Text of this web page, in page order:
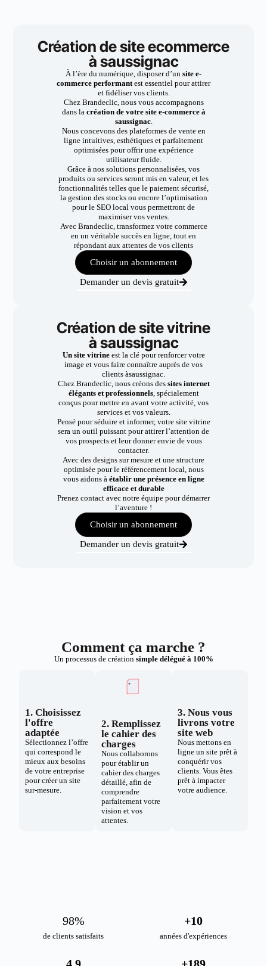
Création de site ecommerce
à saussignac
À l’ère du numérique, disposer d’un site e-
commerce performantest essentiel pour attirer
et fidéliser vos clients.
Chez Brandeclic, nous vous accompagnons
dans la création de votre site e-commerce à
saussignac.
Nous concevons des plateformes de vente en
ligne intuitives, esthétiques et parfaitement
optimisées pour offrir une expérience
utilisateur fluide.
Grâce à nos solutions personnalisées, vos
produits ou services seront mis en valeur, et les
fonctionnalités telles que le paiement sécurisé,
la gestion des stocks ou encore l’optimisation
pour le SEO local vous permettront de
maximiser vos ventes.
Avec Brandeclic, transformez votre commerce
en un véritable succès en ligne, tout en
répondant aux attentes de vos clients
Choisir un abonnement
Demander un devis gratuit
Création de site vitrine
à saussignac
Un site vitrineest la clé pour renforcer votre
image et vous faire connaître auprès de vos
clients àsaussignac.
Chez Brandeclic, nous créons dessites internet
élégants et professionnels, spécialement
conçus pour mettre en avant votre activité, vos
services et vos valeurs.
Pensé pour séduire et informer, votre site vitrine
sera un outil puissant pour attirer l’attention de
vos prospects et leur donner envie de vous
contacter.
Avec des designs sur mesure et une structure
optimisée pour le référencement local, nous
vous aidons à établir une présence en ligne
efficace et durable
Prenez contact avec notre équipe pour démarrer
l’aventure !
Choisir un abonnement
Demander un devis gratuit
Comment ça marche ?
Un processus de création simple délégué à 100%
1. Choisissez
l'offre
adaptée
Sélectionnez l’offre
qui correspond le
mieux aux besoins
de votre entreprise
pour créer un site
sur-mesure.
2. Remplissez
le cahier des
charges
Nous collaborons
pour établir un
cahier des charges
détaillé, afin de
comprendre
parfaitement votre
vision et vos
attentes.
3. Nous vous
livrons votre
site web
Nous mettons en
ligne un site prêt à
conquérir vos
clients. Vous êtes
prêt à impacter
votre audience.
de clients satisfaits
98%
années d'expériences
+10